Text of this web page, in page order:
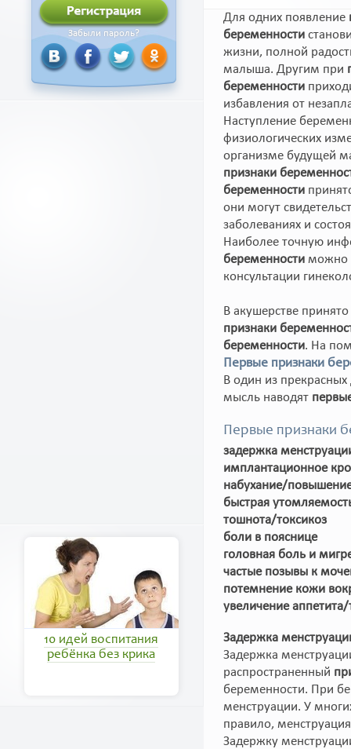
Забыли пароль?
10 идей воспитания
ребёнка без крика
Для одних появление
беременности
жизни, полной
малыша. Другим при
беременности
избавления от
Наступление
физиологических
организме будущей
признаки
беременности
они могут
заболеваниях и
Наиболее точную
беременности можно
консультации
В акушерстве
признаки
беременности. На
Первые признаки
В один из
мысль наводят
Первые признаки
задержка
имплантационное
набухание/повышение
быстрая
тошнота/токсикоз
боли в пояснице
головная боль и
частые позывы к
потемнение кожи
увеличение
Задержка
Задержка
распространенный
беременности. При
менструации. У
правило,
Задержку